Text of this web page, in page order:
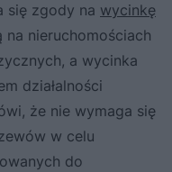
się zgody na wycinkę
nieruchomościach
a wycinka
działalności
że nie wymaga się
w celu
do